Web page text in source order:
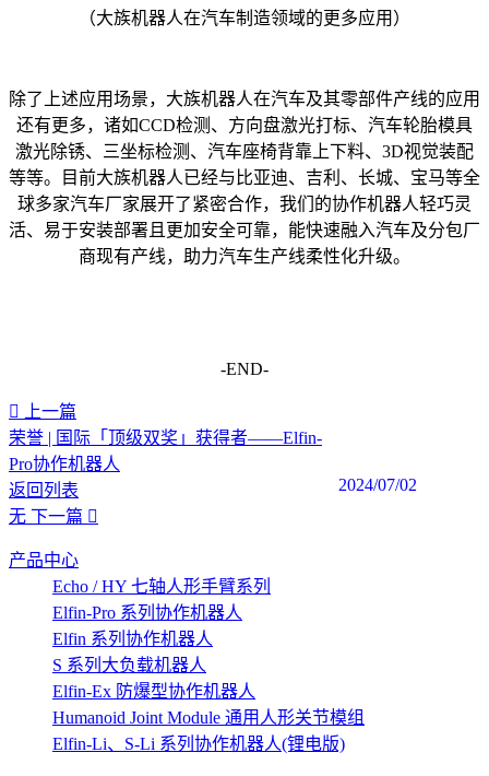
（大族机器人在汽车制造领域的更多应用）
除了上述应用场景，大族机器人在汽车及其零部件产线的应用
还有更多，诸如CCD检测、方向盘激光打标、汽车轮胎模具
激光除锈、三坐标检测、汽车座椅背靠上下料、3D视觉装配
等等。目前大族机器人已经与比亚迪、吉利、长城、宝马等全
球多家汽车厂家展开了紧密合作，我们的协作机器人轻巧灵
活、易于安装部署且更加安全可靠，能快速融入汽车及分包厂
商现有产线，助力汽车生产线柔性化升级。
-END-
上一篇
荣誉 | 国际「顶级双奖」获得者——Elfin-
Pro协作机器人
2024/07/02
返回列表
无 下一篇
产品中心
Echo / HY 七轴人形手臂系列
Elfin-Pro 系列协作机器人
Elfin 系列协作机器人
S 系列大负载机器人
Elfin-Ex 防爆型协作机器人
Humanoid Joint Module 通用人形关节模组
Elfin-Li、S-Li 系列协作机器人(锂电版)